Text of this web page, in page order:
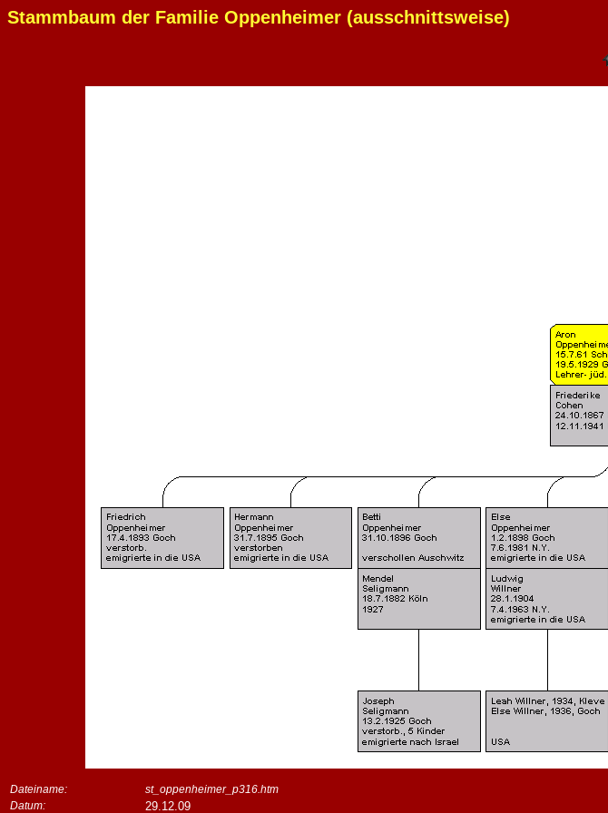
Stammbaum der Familie Oppenheimer (ausschnittsweise)
Dateiname:
st_oppenheimer_p316.htm
Datum:
29.12.09